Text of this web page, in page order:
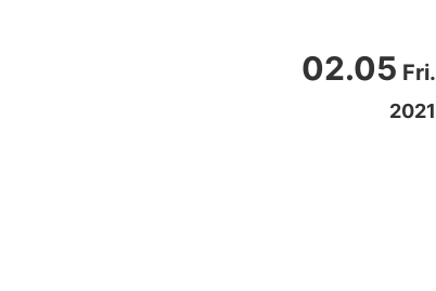
02.05 Fri.
2021